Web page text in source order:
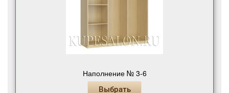
Наполнение № 3-6
Выбрать